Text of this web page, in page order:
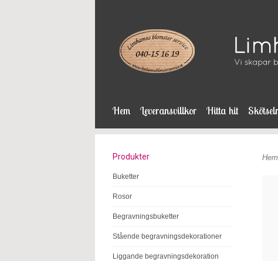
Hem Leveransvillkor Hitta hit
Produkter
Buketter
Rosor
Begravningsbuketter
Stående begravningsdekorationer
Liggande begravningsdekoration
Hem